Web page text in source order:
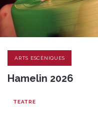
ARTS ESCÈNIQUES
Hamelin 2026
TEATRE